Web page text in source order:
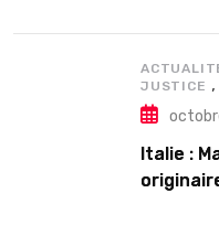
JUSTICE ,
Italie :